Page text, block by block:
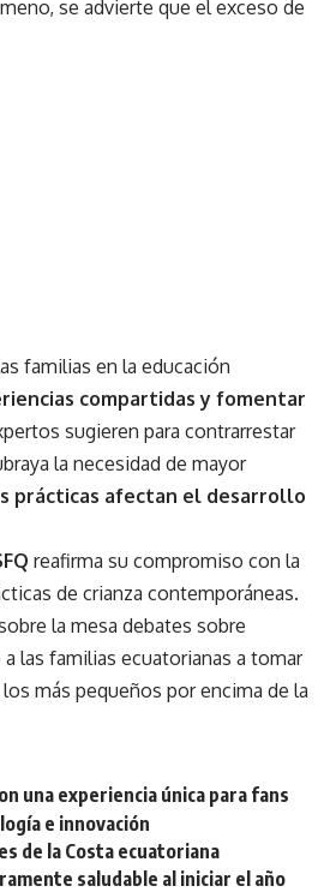
se advierte que el exceso de
familias en la educación
compartidas y fomentar
sugieren para contrarrestar
la necesidad de mayor
prácticas afectan el desarrollo
reafirma su compromiso con la
de crianza contemporáneas.
la mesa debates sobre
las familias ecuatorianas a tomar
más pequeños por encima de la
una experiencia única para fans
e innovación
de la Costa ecuatoriana
saludable al iniciar el año